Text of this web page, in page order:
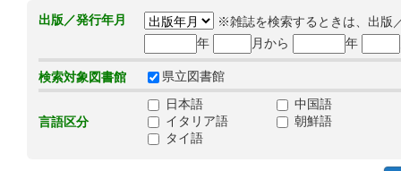
出版／発行年月
※雑誌を検索するときは、出版
年
月から 年
検索対象図書館 県立図書館
言語区分
日本語
中国語
イタリア語
朝鮮語
タイ語